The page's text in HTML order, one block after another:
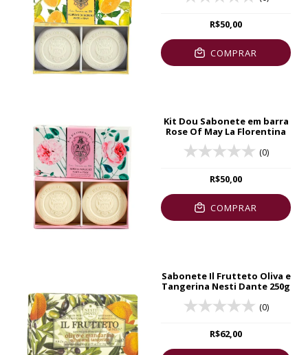
R$50,00
COMPRAR
Kit Dou Sabonete em barra
Rose Of May La Florentina
(0)
R$50,00
COMPRAR
Sabonete Il Frutteto Oliva e
Tangerina Nesti Dante 250g
(0)
R$62,00